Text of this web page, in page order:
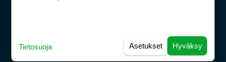
(digi) digi@otavamedia.fi
Hyväksy
Asetukset
Tietosuoja